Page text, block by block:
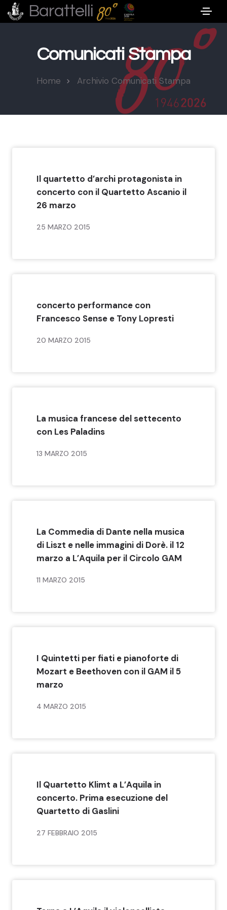
Barattelli
Comunicati Stampa
Home Archivio Comunicati Stampa
Il quartetto d’archi protagonista in
concerto con il Quartetto Ascanio il
26 marzo
25 MARZO 2015
concerto performance con
Francesco Sense e Tony Lopresti
20 MARZO 2015
La musica francese del settecento
con Les Paladins
13 MARZO 2015
La Commedia di Dante nella musica
di Liszt e nelle immagini di Dorè. il 12
marzo a L’Aquila per il Circolo GAM
11 MARZO 2015
I Quintetti per fiati e pianoforte di
Mozart e Beethoven con il GAM il 5
marzo
4 MARZO 2015
Il Quartetto Klimt a L’Aquila in
concerto. Prima esecuzione del
Quartetto di Gaslini
27 FEBBRAIO 2015